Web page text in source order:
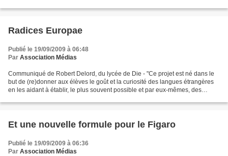
Radices Europae
Publié le 19/09/2009 à 06:48
Par Association Médias
Communiqué de Robert Delord, du lycée de Die - "Ce projet est né dans le
but de (re)donner aux élèves le goût et la curiosité des langues étrangères
en les aidant à établir, le plus souvent possible et par eux-mêmes, des
Et une nouvelle formule pour le Figaro
Publié le 19/09/2009 à 06:36
Par Association Médias